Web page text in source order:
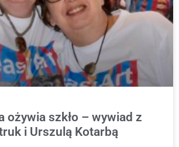
ożywia szkło – wywiad z
i Urszulą Kotarbą